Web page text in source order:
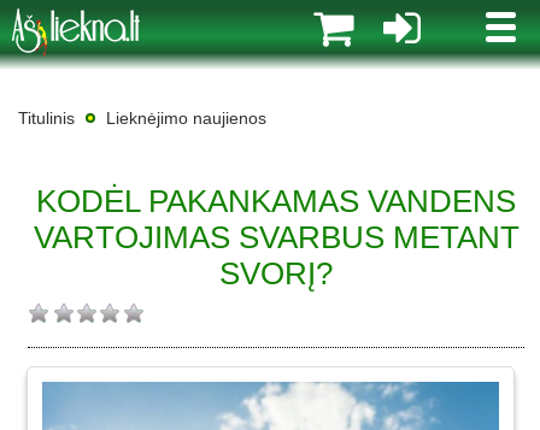
MENIU
Titulinis Lieknėjimo naujienos
KODĖL PAKANKAMAS VANDENS
VARTOJIMAS SVARBUS METANT
SVORĮ?